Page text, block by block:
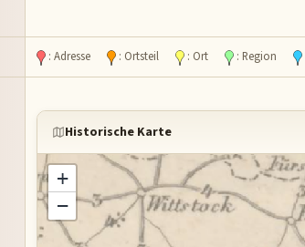
: Adresse : Ortsteil : Ort : Region
Historische Karte
+
−